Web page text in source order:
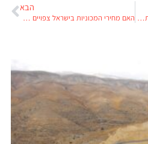
מטרו מוטור מעלה פאזה ומודיעה שתשווק בישראל את דגמי Leapmotor
הבא
האם מחירי המכוניות בישראל צפויים לרדת ומתי זה יקרה?